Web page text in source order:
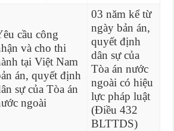
cầu công
và cho thi
tại Việt Nam
án, quyết định
sự của Tòa án
ngoài
03 năm kể từ
ngày bản án,
quyết định
dân sự của
Tòa án nước
ngoài có hiệu
lực pháp luật
(Điều 432
BLTTDS)